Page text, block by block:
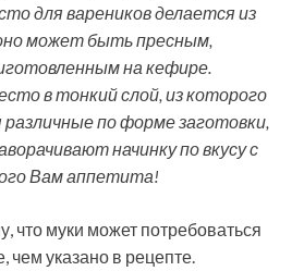
для вареников делается из
может быть пресным,
на кефире.
в тонкий слой, из которого
по форме заготовки,
начинку по вкусу с
Вам аппетита!
что муки может потребоваться
указано в рецепте.